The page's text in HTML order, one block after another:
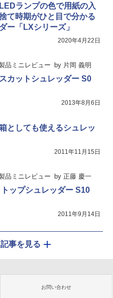
ランプの色で用紙の入
て時期がひと目で分かる
ー「LXシリーズ」
2020年4月22日
品ミニレビュー by 片岡 義明
カットシュレッダー S0
2013年8月6日
としても使えるシュレッ
2011年11月15日
品ミニレビュー by 正藤 慶一
ップシュレッダー S10
2011年9月14日
事を見る
お問い合わせ